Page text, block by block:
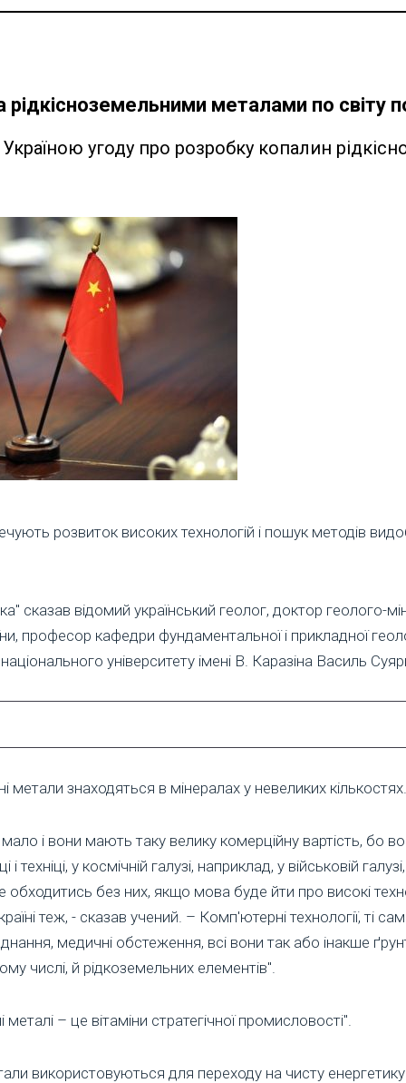
рідкісноземельними металами по
угоду про розробку копалин
розвиток високих технологій і пошук методів
сказав відомий український геолог, доктор геолого-
професор кафедри фундаментальної і прикладної
університету імені В. Каразіна Василь
метали знаходяться в мінералах у невеликих кількостях.
мало і вони мають таку велику комерційну вартість, бо
і техніці, у космічній галузі, наприклад, у військовій
без них, якщо мова буде йти про високі
теж, - сказав учений. – Комп'ютерні технології, ті
медичні обстеження, всі вони так або інакше
числі, й рідкоземельних елементів".
– це вітаміни стратегічної промисловості".
використовуються для переходу на чисту